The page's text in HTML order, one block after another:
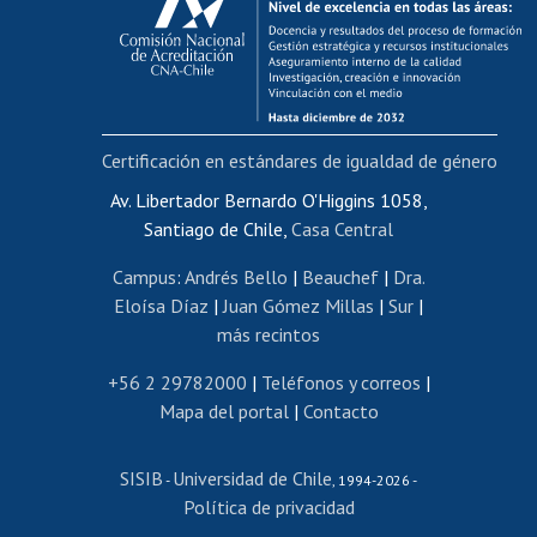
Postulación al AUCAI
Funcionarias/os
Cursos internos de capacitación
Bienestar del personal
Portal de movilidad interna
Certificado de renta
Certificado de renta honorarios
Editar páginas blancas
Extranjeras/os
Revalidación y reconocimiento de títulos
Postulación al Programa de Movilidad Estudiantil
Cursos de español
Av. Libertador Bernardo O'Higgins 1058,
Santiago de Chile, Casa Central
Campus: Andrés Bello | Beauchef| Dra.
Eloísa Díaz |Juan Gómez Millas | Sur |
más recintos
+56 2 29782000 | Teléfonos y correos |
Mapa del portal| Contacto
SISIB - Universidad de Chile, 1994-2026 -
Política de privacidad
Certificación en estándares de igualdad de género